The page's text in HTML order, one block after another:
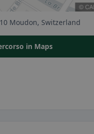
Moudon, Switzerland
in Maps